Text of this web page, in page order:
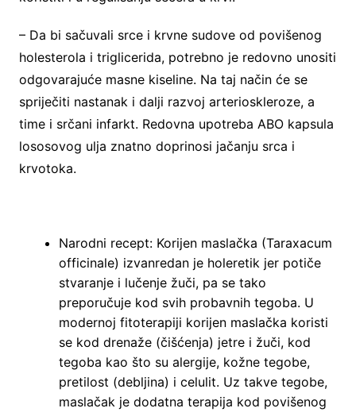
– Da bi sačuvali srce i krvne sudove od povišenog
holesterola i triglicerida, potrebno je redovno unositi
odgovarajuće masne kiseline. Na taj način će se
spriječiti nastanak i dalji razvoj arterioskleroze, a
time i srčani infarkt. Redovna upotreba ABO kapsula
lososovog ulja znatno doprinosi jačanju srca i
krvotoka.
Narodni recept: Korijen maslačka (Taraxacum
officinale) izvanredan je holeretik jer potiče
stvaranje i lučenje žuči, pa se tako
preporučuje kod svih probavnih tegoba. U
modernoj fitoterapiji korijen maslačka koristi
se kod drenaže (čišćenja) jetre i žuči, kod
tegoba kao što su alergije, kožne tegobe,
pretilost (debljina) i celulit. Uz takve tegobe,
maslačak je dodatna terapija kod povišenog